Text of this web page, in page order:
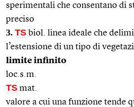
sperimentali che consentano di
preciso
3. TS biol. linea ideale che
l’estensione di un tipo di
limite infinito
loc.s.m.
TS mat.
valore a cui una funzione tende